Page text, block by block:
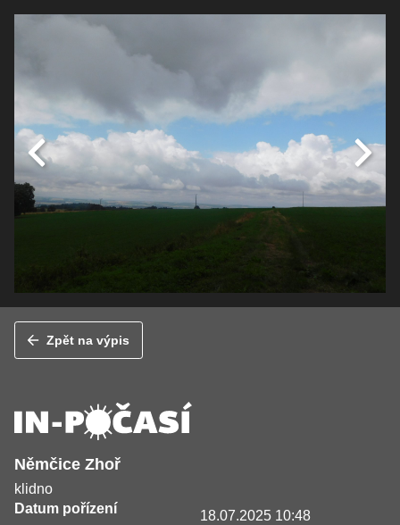
Zpět na výpis
Němčice Zhoř
klidno
Datum pořízení
18.07.2025 10:48